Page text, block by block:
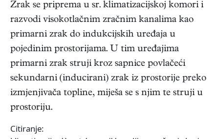
Zrak se priprema u sr. klimatizacijskoj komori i
razvodi visokotlačnim zračnim kanalima kao
primarni zrak do indukcijskih uređaja u
pojedinim prostorijama. U tim uređajima
primarni zrak struji kroz sapnice povlačeći
sekundarni (inducirani) zrak iz prostorije preko
izmjenjivača topline, miješa se s njim te struji u
prostoriju.
Citiranje: